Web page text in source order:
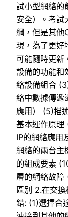
試小型網絡的
安全）。考試
綱，但是其他
現，為了更好
可能隨時更新
設備的功能和
絡設備組合
絡中數據傳遞
應用） (5)描
基本運作原
IP的網絡應用
網絡的兩台主
的組成要素
層的網絡故障
區別 2.在交
錯: (1)選擇合